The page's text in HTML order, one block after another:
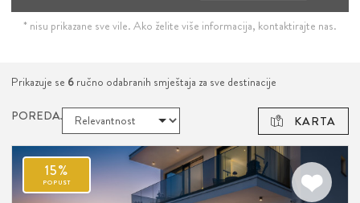
* nisu prikazane sve vile. Ako želite više informacija, kontaktirajte nas.
Prikazuje se 6 ručno odabranih smještaja za sve destinacije
POREDAJ: KARTA